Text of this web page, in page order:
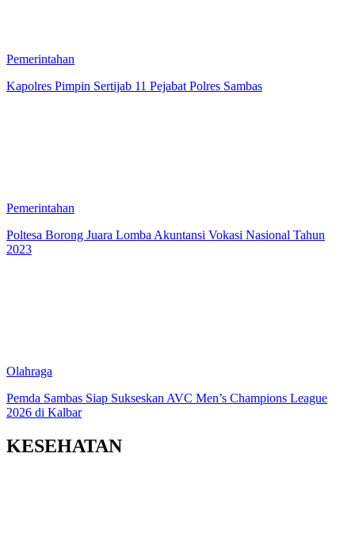
Pemerintahan
Kapolres Pimpin Sertijab 11 Pejabat Polres Sambas
Pemerintahan
Poltesa Borong Juara Lomba Akuntansi Vokasi Nasional Tahun
2023
Olahraga
Pemda Sambas Siap Sukseskan AVC Men’s Champions League
2026 di Kalbar
KESEHATAN